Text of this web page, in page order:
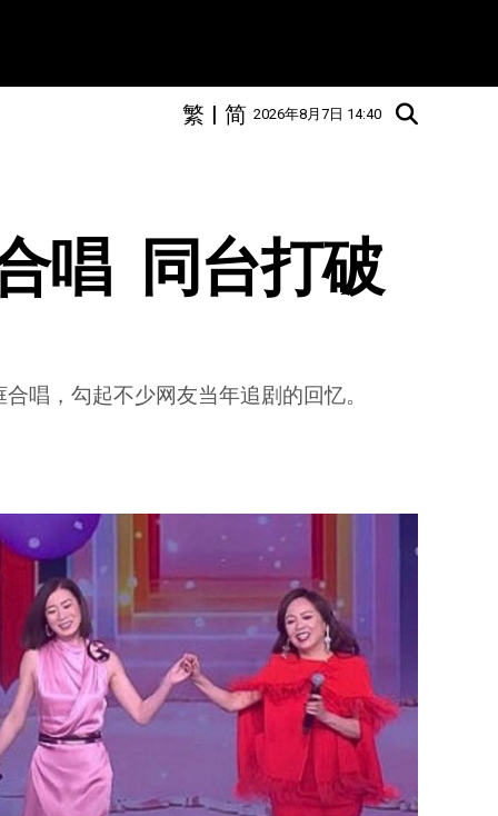
2026年8月7日 14:40
简
|
繁
唱  同台打破
唱，勾起不少网友当年追剧的回忆。